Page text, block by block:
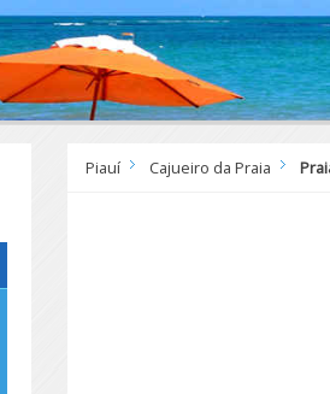
Piauí Cajueiro da Praia